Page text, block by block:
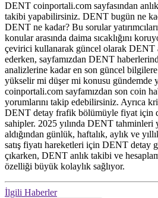
DENT coinportali.com sayfasından
takibi yapabilirsiniz. DENT bugün ne
DENT ne kadar? Bu sorular
konular arasında daima sıcaklığını
çevirici kullanarak güncel olarak DENT
ederken, sayfamızdan DENT
analizlerine kadar en son güncel
yükselir mi düşer mi konusu gündemde
coinportali.com sayfamızdan son coin
yorumlarını takip edebilirsiniz. Ayrıca
DENT detay frafik bölümüyle fiyat için
sahipler. 2025 yılında DENT tahminleri
aldığından günlük, haftalık, aylık ve
satış fiyatı hareketleri için DENT detay
çıkarken, DENT anlık takibi ve
özelliği büyük kolaylık sağlıyor.
İlgili Haberler